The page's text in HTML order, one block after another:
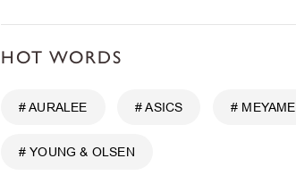
HOT WORDS
# AURALEE # ASICS # MEYAME
# YOUNG & OLSEN